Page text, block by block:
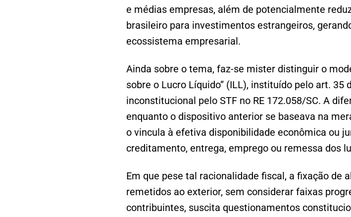
e médias empresas, além de potencialmente
brasileiro para investimentos estrangeiros,
ecossistema empresarial.
Ainda sobre o tema, faz-se mister distinguir o
sobre o Lucro Líquido” (ILL), instituído pelo art. 35
inconstitucional pelo STF no RE 172.058/SC. A
enquanto o dispositivo anterior se baseava na
o vincula à efetiva disponibilidade econômica ou
creditamento, entrega, emprego ou remessa dos
Em que pese tal racionalidade fiscal, a fixação de
remetidos ao exterior, sem considerar faixas
contribuintes, suscita questionamentos